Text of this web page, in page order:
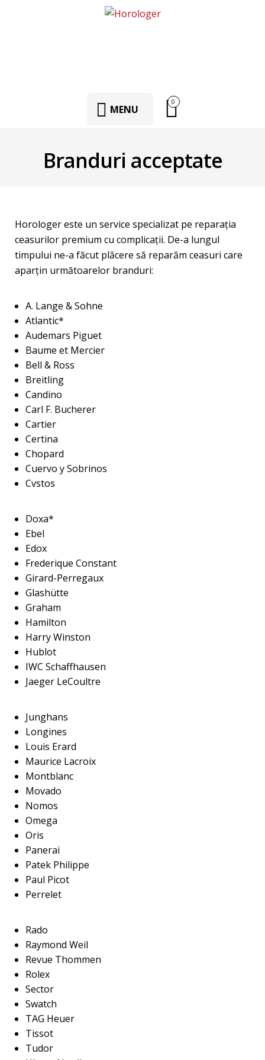
MENU
0
Branduri acceptate
Horologer este un service specializat pe reparaţia
ceasurilor premium cu complicaţii. De-a lungul
timpului ne-a făcut plăcere să reparăm ceasuri care
aparţin următoarelor branduri:
A. Lange & Sohne
Atlantic*
Audemars Piguet
Baume et Mercier
Bell & Ross
Breitling
Candino
Carl F. Bucherer
Cartier
Certina
Chopard
Cuervo y Sobrinos
Cvstos
Doxa*
Ebel
Edox
Frederique Constant
Girard-Perregaux
Glashütte
Graham
Hamilton
Harry Winston
Hublot
IWC Schaffhausen
Jaeger LeCoultre
Junghans
Longines
Louis Erard
Maurice Lacroix
Montblanc
Movado
Nomos
Omega
Oris
Panerai
Patek Philippe
Paul Picot
Perrelet
Rado
Raymond Weil
Revue Thommen
Rolex
Sector
Swatch
TAG Heuer
Tissot
Tudor